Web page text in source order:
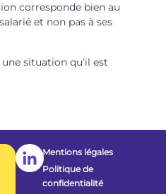
corresponde bien au
et non pas à ses
situation qu’il est
Mentions légales
Politique de
confidentialité